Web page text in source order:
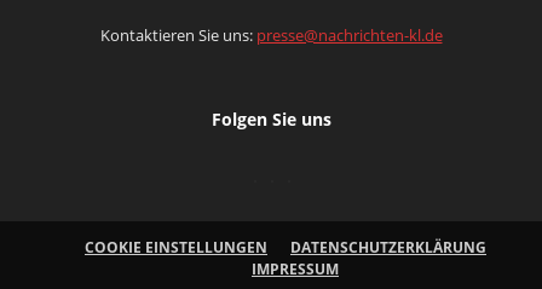
Kontaktieren Sie uns: presse@nachrichten-kl.de
Folgen Sie uns
COOKIE EINSTELLUNGEN
DATENSCHUTZERKLÄRUNG
IMPRESSUM